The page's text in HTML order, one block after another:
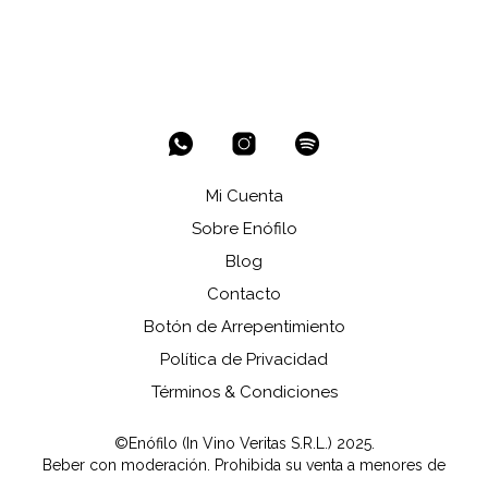
Mi Cuenta
Sobre Enófilo
Blog
Contacto
Botón de Arrepentimiento
Política de Privacidad
Términos & Condiciones
©Enófilo (In Vino Veritas S.R.L.) 2025.
Beber con moderación. Prohibida su venta a menores de